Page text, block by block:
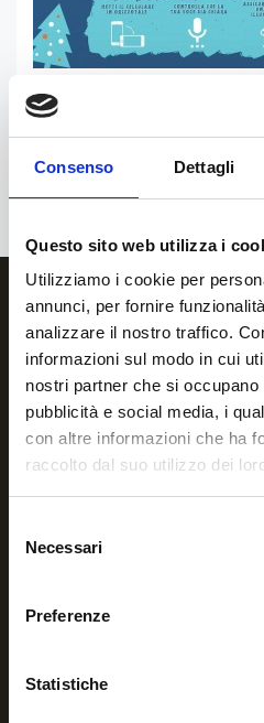
Consenso Dettagli
Questo sito web utilizza i
Utilizziamo i cookie per
annunci, per fornire
analizzare il nostro traffico.
informazioni sul modo in cui
nostri partner che si occupano
pubblicità e social media, i
con altre informazioni che ha
raccolto dal suo utilizzo dei
delNecessari
Preferenze
Statistiche
incontro in presenza riservato a
Per qualsiasi
Via del Campofiore,